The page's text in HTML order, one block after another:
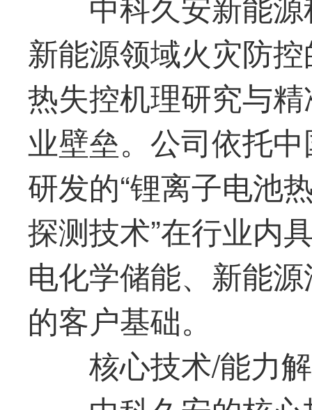
新能源领域火灾防
热失控机理研究与
业壁垒。公司依托
研发的“锂离子电池
探测技术”在行业内
电化学储能、新能
的客户基础。
核心技术/能力